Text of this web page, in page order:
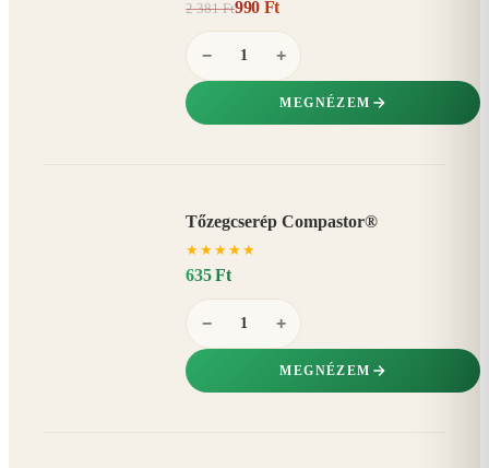
2 381 Ft990 Ft
− +
MEGNÉZEM
Tőzegcserép Compastor®
★ ★ ★ ★ ★
635 Ft
− +
MEGNÉZEM